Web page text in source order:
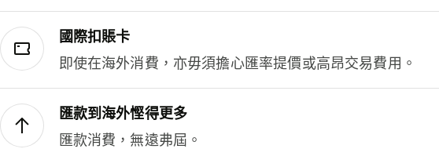
國際扣賬卡
即使在海外消費，亦毋須擔心匯率提價或高昂交易費用。
匯款到海外慳得更多
匯款消費，無遠弗屆。